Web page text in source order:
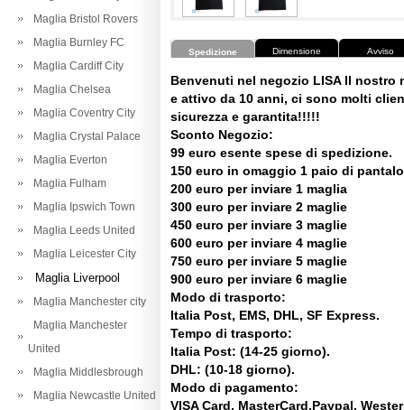
Maglia Bristol Rovers
Maglia Burnley FC
Maglia Cardiff City
Maglia Chelsea
Maglia Coventry City
Maglia Crystal Palace
Maglia Everton
Maglia Fulham
Maglia Ipswich Town
Maglia Leeds United
Maglia Leicester City
Maglia Liverpool
Maglia Manchester city
Maglia Manchester
United
Maglia Middlesbrough
Maglia Newcastle United
Spedizione Dimensione Avviso
Benvenuti nel negozio LISA Il nostro
e attivo da 10 anni, ci sono molti
sicurezza e garantita!!!!!
Sconto Negozio:
99 euro esente spese di spedizione.
150 euro in omaggio 1 paio di
200 euro per inviare 1 maglia
300 euro per inviare 2 maglie
450 euro per inviare 3 maglie
600 euro per inviare 4 maglie
750 euro per inviare 5 maglie
900 euro per inviare 6 maglie
Modo di trasporto:
Italia Post, EMS, DHL, SF Express.
Tempo di trasporto:
Italia Post: (14-25 giorno).
DHL: (10-18 giorno).
Modo di pagamento:
VISA Card, MasterCard,Paypal,